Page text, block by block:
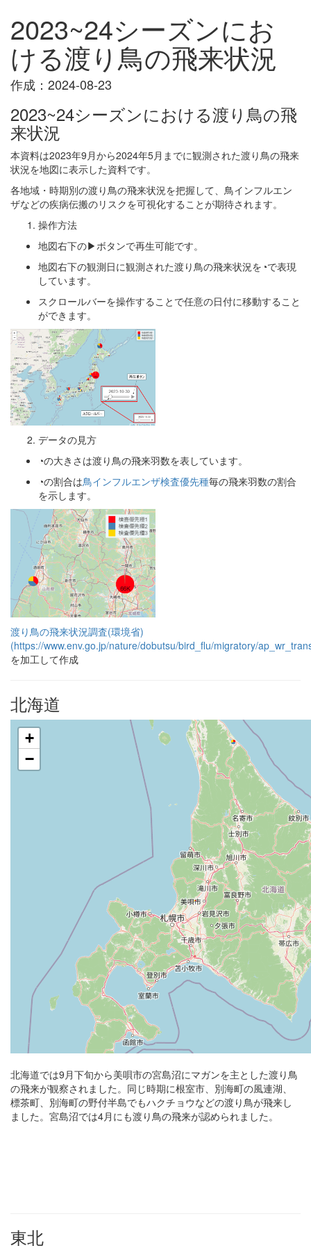
2023~24シーズンにお
ける渡り鳥の飛来状況
作成：2024-08-23
2023~24シーズンにおける渡り鳥の飛
来状況
本資料は2023年9月から2024年5月までに観測された渡り鳥の飛来
状況を地図に表示した資料です。
各地域・時期別の渡り鳥の飛来状況を把握して、鳥インフルエン
ザなどの疾病伝搬のリスクを可視化することが期待されます。
操作方法
地図右下の▶ボタンで再生可能です。
地図右下の観測日に観測された渡り鳥の飛来状況を◔で表現
しています。
スクロールバーを操作することで任意の日付に移動すること
ができます。
データの見方
◔の大きさは渡り鳥の飛来羽数を表しています。
◔の割合は鳥インフルエンザ検査優先種毎の飛来羽数の割合
を示します。
渡り鳥の飛来状況調査(環境省)
(https://www.env.go.jp/nature/dobutsu/bird_flu/migratory/
を加工して作成
北海道
+
−
北海道では9月下旬から美唄市の宮島沼にマガンを主とした渡り鳥
の飛来が観察されました。同じ時期に根室市、別海町の風連湖、
標茶町、別海町の野付半島でもハクチョウなどの渡り鳥が飛来し
ました。宮島沼では4月にも渡り鳥の飛来が認められました。
東北